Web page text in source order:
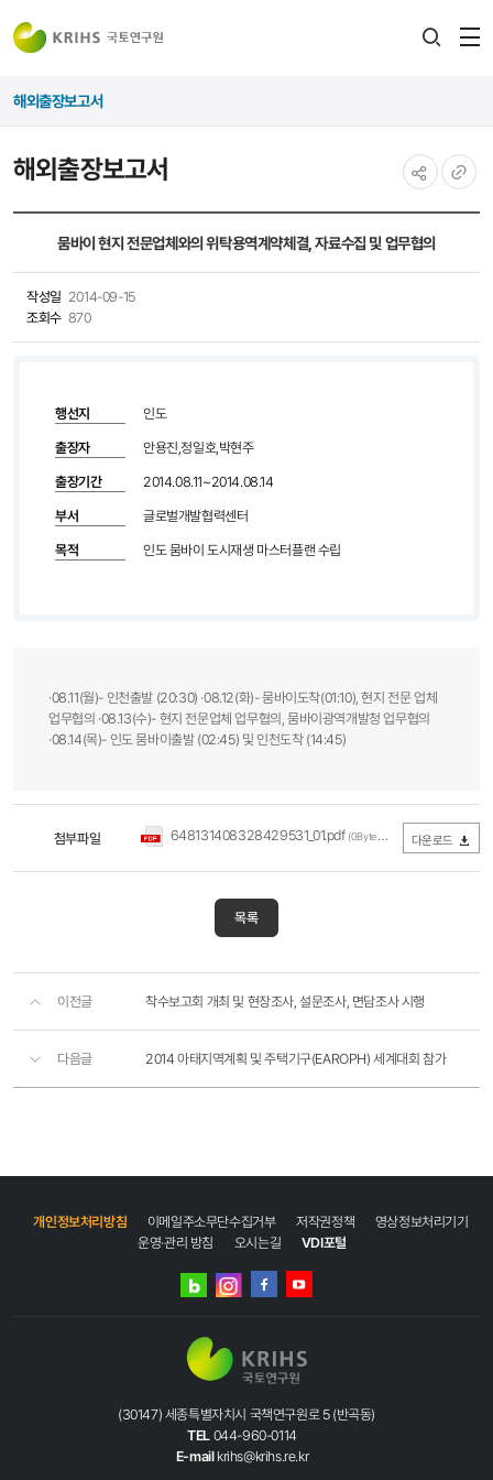
해외출장보고서
해외출장보고서
뭄바이 현지 전문업체와의 위탁용역계약체결, 자료수집 및 업무협의
작성일 2014-09-15
조회수 870
행선지 인도
출장자 안용진,정일호,박현주
출장기간 2014.08.11~2014.08.14
부서 글로벌개발협력센터
목적 인도 뭄바이 도시재생 마스터플랜 수립
·08.11(월)- 인천출발 (20:30) ·08.12(화)- 뭄바이도착(01:10), 현지 전문 업체
업무협의 ·08.13(수)- 현지 전문업체 업무협의, 뭄바이광역개발청 업무협의
·08.14(목)- 인도 뭄바이출발 (02:45) 및 인천도착 (14:45)
첨부파일 648131408328429531_01.pdf (0Byte / 다운로드 178회) 다운로드
목록
이전글 착수보고회 개최 및 현장조사, 설문조사, 면담조사 시행
다음글 2014 아태지역계획 및 주택기구(EAROPH) 세계대회 참가
개인정보처리방침 이메일주소무단수집거부 저작권정책
영상정보처리기기
운영·관리 방침
오시는길 VDI포털
네이버
인스타그램
(30147) 세종특별자치시 국책연구원로 5 (반곡동)
TEL 044-960-0114
E-mail krihs@krihs.re.kr